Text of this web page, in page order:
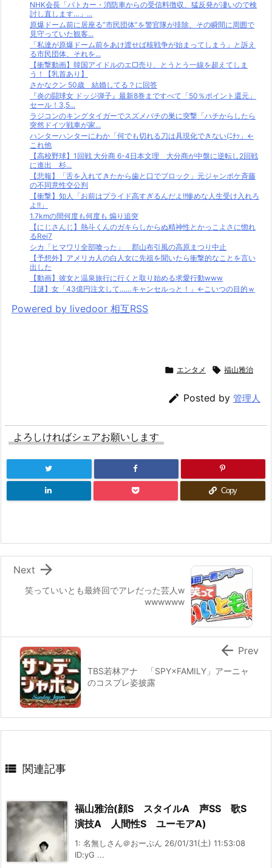
NHK会長「パトカー・消防車からの受信料徴収、猛反発が凄いので検
討し直します…」...
原爆ドーム前に居座る”市民団体”を警官隊が排除、その瞬間に周囲で
見守っていた観客...
「私達が原爆ドーム前をあけ渡せば核戦争が始まってしまう」と訴え
る市民団体、それを...
【衝撃動画】韓国アイドルのエ□売り、とうとう一線を超えてしま
う！【乳首あり】
さかなクン 50歳 結婚してる？に回答
『炎の闘球女 ドッジ弾子』最新8巻まですべて「50％ポイント還元」
セール！3,5...
ラジコンのキングタイガーでスズメバチの巣に突撃「ハチからしたら
突然ドイツ戦車が家...
ハンターハンターにわか「何でも切れる刀は具現化できない(ﾆﾁｯ」←
これ他
【高校野球】1回戦 大分商 6-4日本文理 大分商が中盤に逆転し2回戦
に進出 杉...
【悲報】「舌を入れてきたから歯と口でブロック」元ジャンポケ斉藤
の不同意性交公判
【衝撃】知人「お前はプライド高すぎるんだよ!!惨めな人生受け入れろ
よ!!」
1.7kmの間何度も何度も 煽り追突
【にじさんじ】熱斗くんのガキらしからぬ精神性とかっこよさに惚れ
るRei7
シカ「ヒマワリ全部喰った」 郡山布引風の高原まつり中止
【予想外】アメリカ人の白人女に先祖を聞いたら衝撃的なことを言い
出した
【動画】彼女と温泉旅行に行くと取り始める求愛行動www
【謎】女「43億円注文して……キャンセルっと！」←こいつの目的ｗ
Powered by livedoor 相互RSS
 エンタメ  福山雅治
 Posted by 管理人
よろしければシェアお願いします
Copy
笑っていいとも最終回でアレだった芸人w
wwwwww

Next
TBS若林アナ 「SPY×FAMILY」アーニャ
のコスプレ姿披露
 Prev
 関連記事
福山雅治(顔S スタイルA 声SS 歌S
演技A 人間性S ユーモアA)
1: 名無しさん＠おーぷん 26/01/31(土) 11:53:08
ID:yG ...